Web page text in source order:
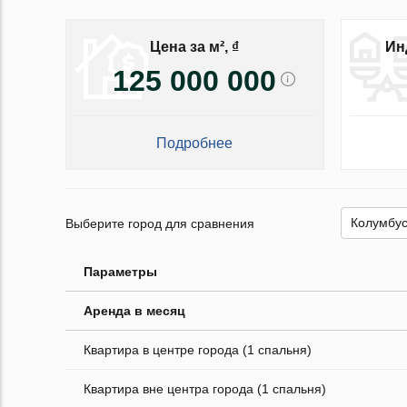
Цена за м², ₫
125 000 000
Подробнее
Выберите город для сравнения
Параметры
Аренда в месяц
Квартира в центре города (1 спальня)
Квартира вне центра города (1 спальня)